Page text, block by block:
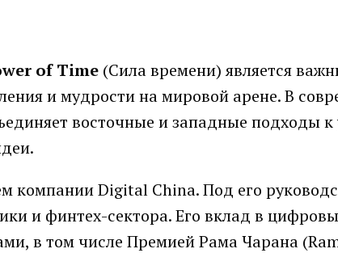
of Time (Сила времени) является
и мудрости на мировой арене. В
восточные и западные подходы
компании Digital China. Под его
и финтех-сектора. Его вклад в
в том числе Премией Рама Чарана